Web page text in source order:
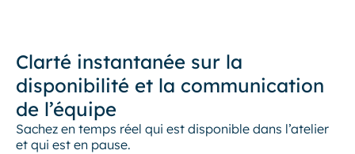
Clarté instantanée sur la
disponibilité et la communication
de l’équipe
Sachez en temps réel qui est disponible dans l’atelier
et qui est en pause.